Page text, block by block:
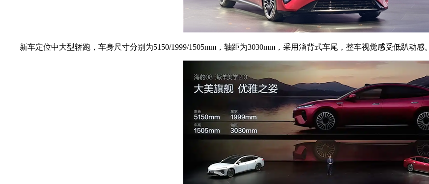
新车定位中大型轿跑，车身尺寸分别为5150/1999/1505mm，轴距为3030mm，采用溜背式车尾，整车视觉感受低趴动感。